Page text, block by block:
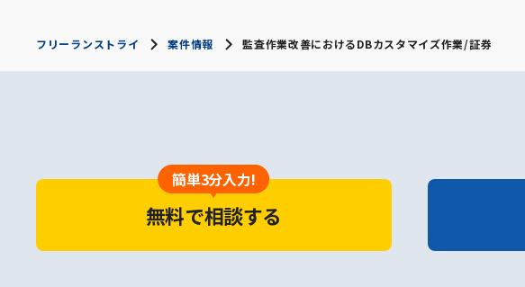
フリーランストライ 案件情報 監査作業改善におけるDBカスタマイズ作業/証券
簡単3分入力!
無料で相談する